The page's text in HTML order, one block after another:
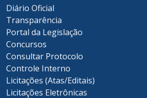
Diário Oficial
Transparência
Portal da Legislação
Concursos
Consultar Protocolo
Controle Interno
Licitações (Atas/Editais)
Licitações Eletrônicas